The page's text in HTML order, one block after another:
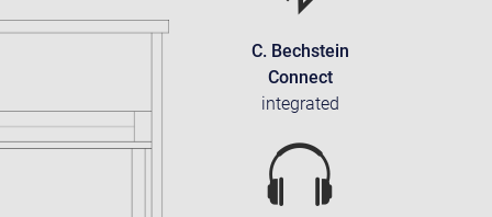
C. Bechstein
Connect
integrated